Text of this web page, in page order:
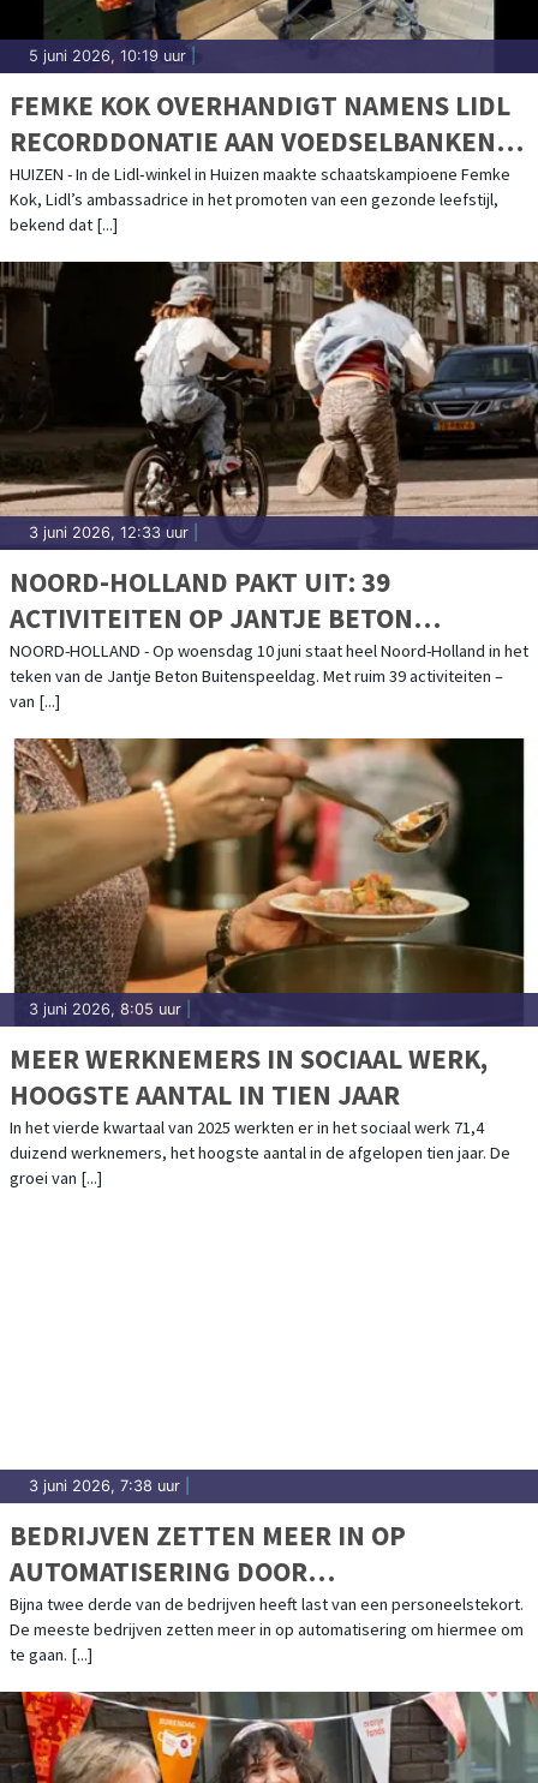
5 juni 2026, 10:19 uur
FEMKE KOK OVERHANDIGT NAMENS LIDL
RECORDDONATIE AAN VOEDSELBANKEN
NEDERLAND: 760.000 KG VERSE GROENTE
EN FRUIT
HUIZEN - In de Lidl‑winkel in Huizen maakte schaatskampioene Femke
Kok, Lidl’s ambassadrice in het promoten van een gezonde leefstijl,
bekend dat [...]
3 juni 2026, 12:33 uur
NOORD-HOLLAND PAKT UIT: 39
ACTIVITEITEN OP JANTJE BETON
BUITENSPEELDAG
NOORD-HOLLAND - Op woensdag 10 juni staat heel Noord-Holland in het
teken van de Jantje Beton Buitenspeeldag. Met ruim 39 activiteiten –
van [...]
3 juni 2026, 8:05 uur
MEER WERKNEMERS IN SOCIAAL WERK,
HOOGSTE AANTAL IN TIEN JAAR
In het vierde kwartaal van 2025 werkten er in het sociaal werk 71,4
duizend werknemers, het hoogste aantal in de afgelopen tien jaar. De
groei van [...]
3 juni 2026, 7:38 uur
BEDRIJVEN ZETTEN MEER IN OP
AUTOMATISERING DOOR
PERSONEELSTEKORT
Bijna twee derde van de bedrijven heeft last van een personeelstekort.
De meeste bedrijven zetten meer in op automatisering om hiermee om
te gaan. [...]